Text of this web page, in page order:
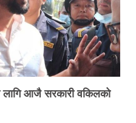
लागि आजै सरकारी वकिलको